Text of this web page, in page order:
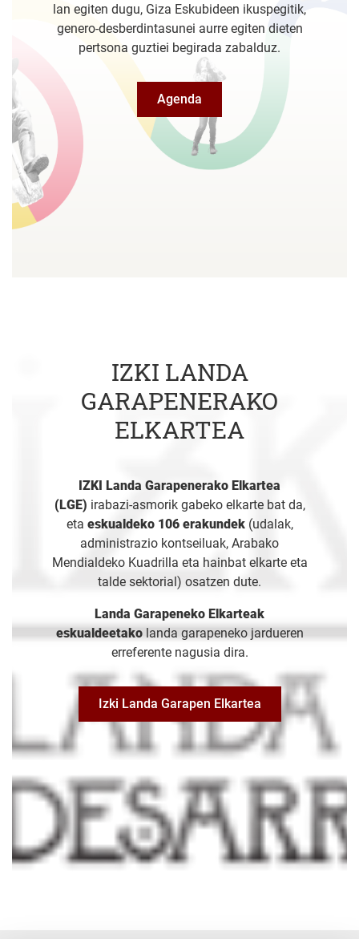
lan egiten dugu, Giza Eskubideen ikuspegitik,
genero-desberdintasunei aurre egiten dieten
pertsona guztiei begirada zabalduz.
Agenda
IZKI LANDA
GARAPENERAKO
ELKARTEA
IZKI Landa Garapenerako Elkartea
(LGE) irabazi-asmorik gabeko elkarte bat da,
eta eskualdeko 106 erakundek(udalak,
administrazio kontseiluak, Arabako
Mendialdeko Kuadrilla eta hainbat elkarte eta
talde sektorial) osatzen dute.
Landa Garapeneko Elkarteak
eskualdeetakolanda garapeneko jardueren
erreferente nagusia dira.
Izki Landa Garapen Elkartea